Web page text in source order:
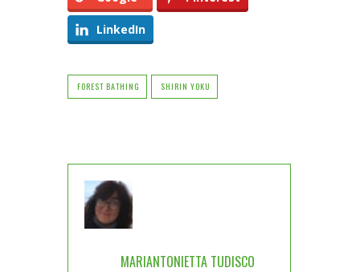
LinkedIn
FOREST BATHING SHIRIN YOKU
MARIANTONIETTA TUDISCO